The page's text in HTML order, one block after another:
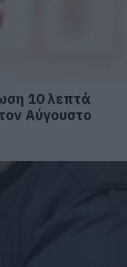
10 λεπτά
Αύγουστο